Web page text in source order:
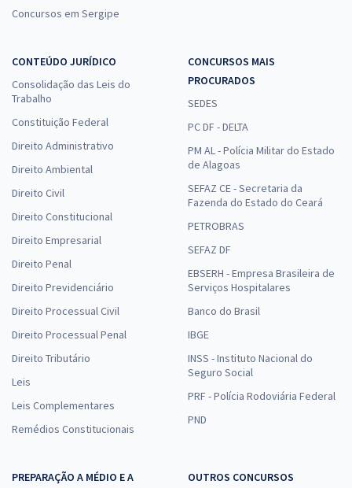
Concursos em Sergipe
CONTEÚDO JURÍDICO
Consolidação das Leis do
Trabalho
Constituição Federal
Direito Administrativo
Direito Ambiental
Direito Civil
Direito Constitucional
Direito Empresarial
Direito Penal
Direito Previdenciário
Direito Processual Civil
Direito Processual Penal
Direito Tributário
Leis
Leis Complementares
Remédios Constitucionais
CONCURSOS MAIS
PROCURADOS
SEDES
PC DF - DELTA
PM AL - Polícia Militar do Estado
de Alagoas
SEFAZ CE - Secretaria da
Fazenda do Estado do Ceará
PETROBRAS
SEFAZ DF
EBSERH - Empresa Brasileira de
Serviços Hospitalares
Banco do Brasil
IBGE
INSS - Instituto Nacional do
Seguro Social
PRF - Polícia Rodoviária Federal
PND
PREPARAÇÃO A MÉDIO E A
OUTROS CONCURSOS